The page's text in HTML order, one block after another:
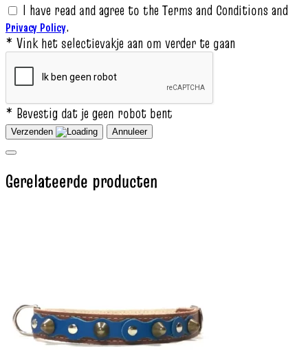
I have read and agree to the Terms and Conditions and
Privacy Policy.
* Vink het selectievakje aan om verder te gaan
* Bevestig dat je geen robot bent
Verzenden Annuleer
Gerelateerde producten